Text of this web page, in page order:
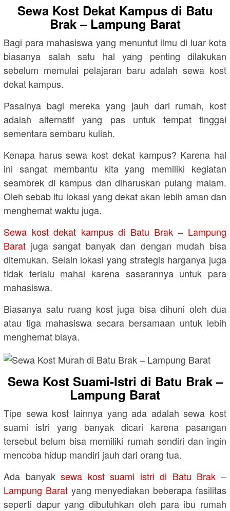
Sewa Kost Dekat Kampus di Batu
Brak – Lampung Barat
Bagi para mahasiswa yang menuntut ilmu di luar kota
biasanya salah satu hal yang penting dilakukan
sebelum memulai pelajaran baru adalah sewa kost
dekat kampus.
Pasalnya bagi mereka yang jauh dari rumah, kost
adalah alternatif yang pas untuk tempat tinggal
sementara sembaru kuliah.
Kenapa harus sewa kost dekat kampus? Karena hal
ini sangat membantu kita yang memiliki kegiatan
seambrek di kampus dan diharuskan pulang malam.
Oleh sebab itu lokasi yang dekat akan lebih aman dan
menghemat waktu juga.
Sewa kost dekat kampus di Batu Brak – Lampung
Barat juga sangat banyak dan dengan mudah bisa
ditemukan. Selain lokasi yang strategis harganya juga
tidak terlalu mahal karena sasarannya untuk para
mahasiswa.
Biasanya satu ruang kost juga bisa dihuni oleh dua
atau tiga mahasiswa secara bersamaan untuk lebih
menghemat biaya.
Sewa Kost Suami-Istri di Batu Brak –
Lampung Barat
Tipe sewa kost lainnya yang ada adalah sewa kost
suami istri yang banyak dicari karena pasangan
tersebut belum bisa memiliki rumah sendiri dan ingin
mencoba hidup mandiri jauh dari orang tua.
Ada banyaksewa kost suami istri di Batu Brak –
Lampung Baratyang menyediakan beberapa fasilitas
seperti dapur yang dibutuhkan oleh para ibu rumah